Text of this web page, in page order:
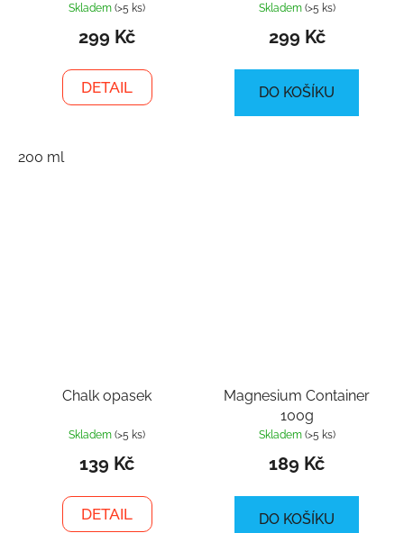
Skladem(>5 ks)
299 Kč
DETAIL
200 ml
Skladem (>5 ks)
299 Kč
DO KOŠÍKU
Chalk opasek
Skladem(>5 ks)
139 Kč
DETAIL
Magnesium Container
100g
Skladem (>5 ks)
189 Kč
DO KOŠÍKU